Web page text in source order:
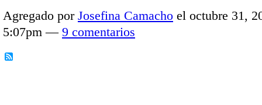
Agregado por Josefina Camacho el octubre 31,
5:07pm — 9 comentarios